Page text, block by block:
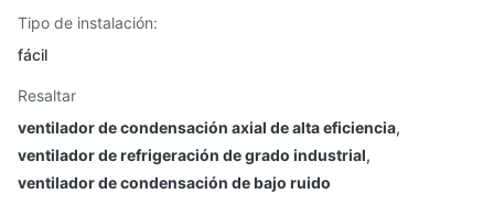
Tipo de instalación:
fácil
Resaltar
ventilador de condensación axial de alta eficiencia,
ventilador de refrigeración de grado industrial,
ventilador de condensación de bajo ruido